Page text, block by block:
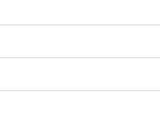
160m² 100m²
170m² 130m²
150m² 100m²